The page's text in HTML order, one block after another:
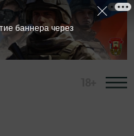
баннера через